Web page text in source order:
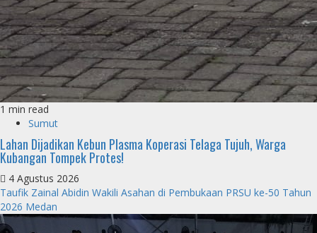
1 min read
Sumut
Lahan Dijadikan Kebun Plasma Koperasi Telaga Tujuh, Warga
Kubangan Tompek Protes!
4 Agustus 2026
Taufik Zainal Abidin Wakili Asahan di Pembukaan PRSU ke-50 Tahun
2026 Medan